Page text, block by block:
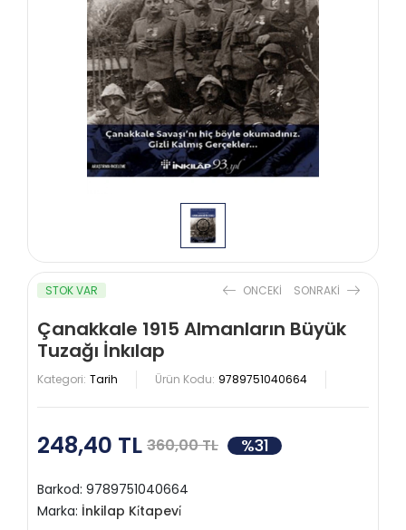
STOK VAR ONCEKI SONRAKI
Çanakkale 1915 Almanların Büyük
Tuzağı İnkılap
Kategori: Tarih Ürün Kodu: 9789751040664
248,40 TL 360,00 TL %31
Barkod: 9789751040664
Marka: İnkilap Ki̇tapevi̇